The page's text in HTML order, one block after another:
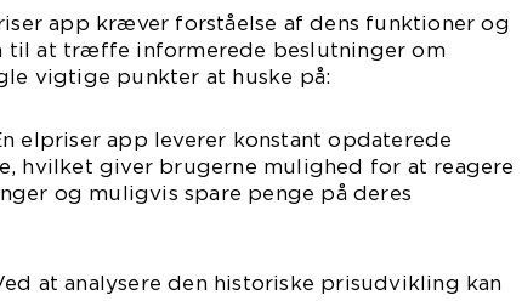
app kræver forståelse af dens funktioner og
til at træffe informerede beslutninger om
vigtige punkter at huske på:
elpriser app leverer konstant opdaterede
hvilket giver brugerne mulighed for at reagere
og muligvis spare penge på deres
at analysere den historiske prisudvikling kan